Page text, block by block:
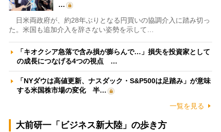
…
日米両政府が、約28年ぶりとなる円買いの協調介入に踏み切っ
た。米国も追加介入を辞さない姿勢を示して…
「キオクシア急落で含み損が膨らんで…」損失を投資家として
の成長につなげる4つの視点 …
「NYダウは高値更新、ナスダック・S&P500は足踏み」が意味
する米国株市場の変化 半…
一覧を見る
大前研一「ビジネス新大陸」の歩き方